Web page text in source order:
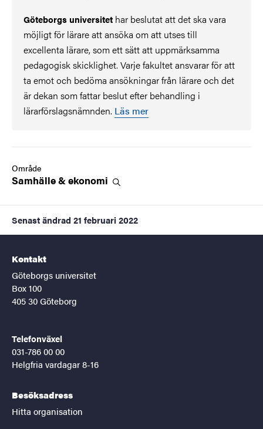
Göteborgs universitet har beslutat att det ska vara
möjligt för lärare att ansöka om att utses till
excellenta lärare, som ett sätt att uppmärksamma
pedagogisk skicklighet. Varje fakultet ansvarar för att
ta emot och bedöma ansökningar från lärare och det
är dekan som fattar beslut efter behandling i
lärarförslagsnämnden. Läs mer
Område
Samhälle &ekonomi
Senast ändrad 21 februari 2022
Kontakt
Göteborgs universitet
Box 100
405 30 Göteborg
Telefonväxel
031-786 00 00
Helgfria vardagar 8-16
Besöksadress
Hitta organisation